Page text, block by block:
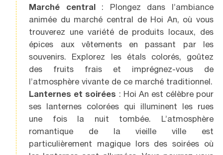
Marché central: Plongez dans l’ambiance
animée du marché central de Hoi An, où vous
trouverez une variété de produits locaux, des
épices aux vêtements en passant par les
souvenirs. Explorez les étals colorés, goûtez
des fruits frais et imprégnez-vous de
l’atmosphère vivante de ce marché traditionnel.
Lanternes et soirées : Hoi An est célèbre pour
ses lanternes colorées qui illuminent les rues
une fois la nuit tombée. L’atmosphère
romantique de la vieille ville est
particulièrement magique lors des soirées où